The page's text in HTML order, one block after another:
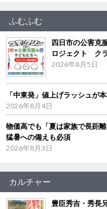
ふむふむ
四日市の公害克
ロジェクト ク
2026年8月5日
「中東発」値上げラッシュ
2026年8月4日
物価高でも「夏は家族で長距
猛暑への備えも必須
2026年8月3日
カルチャー
豊臣秀吉・秀長